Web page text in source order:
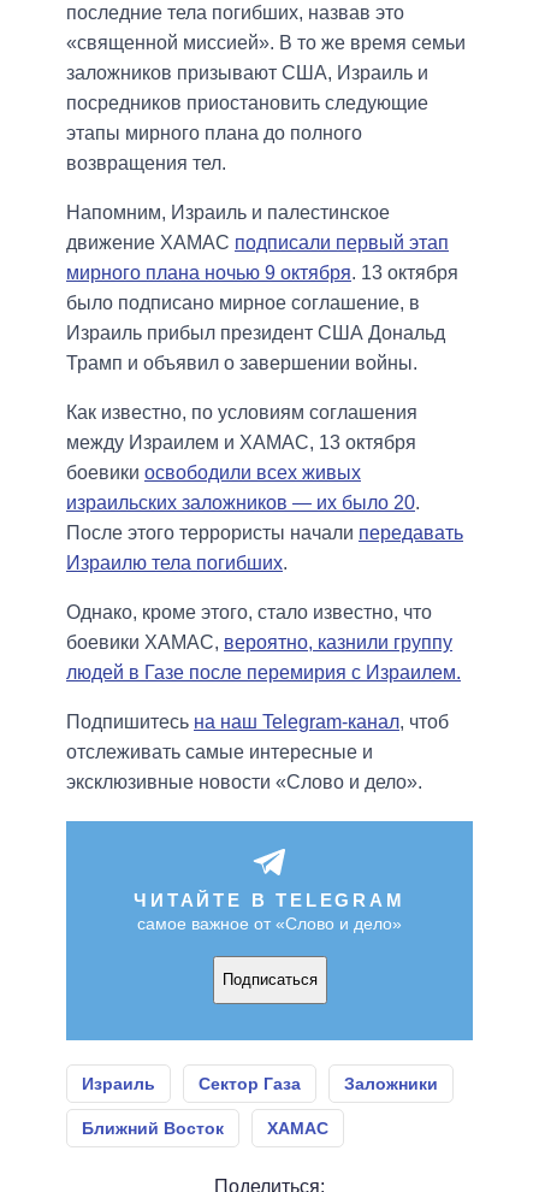
последние тела погибших, назвав это
«священной миссией». В то же время семьи
заложников призывают США, Израиль и
посредников приостановить следующие
этапы мирного плана до полного
возвращения тел.
Напомним, Израиль и палестинское
движение ХАМАС подписали первый этап
мирного плана ночью 9 октября. 13 октября
было подписано мирное соглашение, в
Израиль прибыл президент США Дональд
Трамп и объявил о завершении войны.
Как известно, по условиям соглашения
между Израилем и ХАМАС, 13 октября
боевики освободили всех живых
израильских заложников — их было 20.
После этого террористы начали передавать
Израилю тела погибших.
Однако, кроме этого, стало известно, что
боевики ХАМАС, вероятно, казнили группу
людей в Газе после перемирия с Израилем.
Подпишитесь на наш Telegram-канал, чтоб
отслеживать самые интересные и
эксклюзивные новости «Слово и дело».
ЧИТАЙТЕ В TELEGRAM
самое важное от «Слово и дело»
Подписаться
Израиль Сектор Газа Заложники
Ближний Восток ХАМАС
Поделиться: